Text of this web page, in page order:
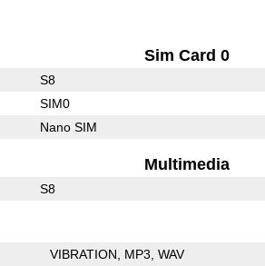
Sim Card 0
S8
SIM0
Nano SIM
Multimedia
S8
VIBRATION MP3 WAV